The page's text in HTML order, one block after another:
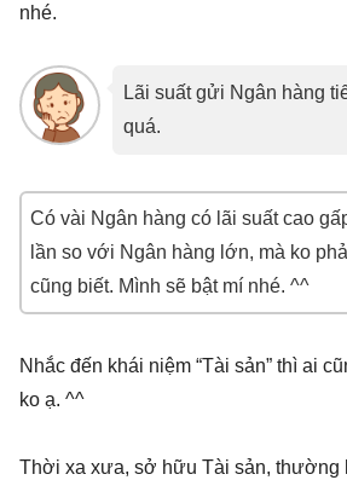
nhé.
Lãi suất gửi Ngân hàng
quá.
Có vài Ngân hàng có lãi suất cao
lần so với Ngân hàng lớn, mà ko
cũng biết. Mình sẽ bật mí nhé. ^^
Nhắc đến khái niệm “Tài sản” thì ai
ko ạ. ^^
Thời xa xưa, sở hữu Tài sản, thường